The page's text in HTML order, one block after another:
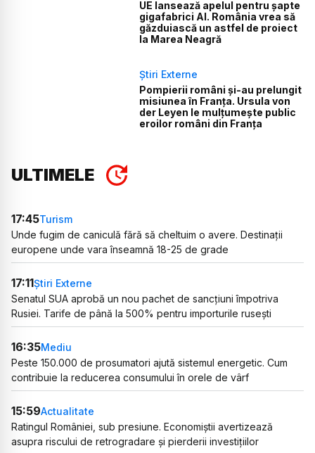
UE lansează apelul pentru șapte
gigafabrici AI. România vrea să
găzduiască un astfel de proiect
la Marea Neagră
Știri Externe
Pompierii români și-au prelungit
misiunea în Franța. Ursula von
der Leyen le mulțumește public
eroilor români din Franța
ULTIMELE
17:45Turism
Unde fugim de caniculă fără să cheltuim o avere. Destinații
europene unde vara înseamnă 18-25 de grade
17:11Știri Externe
Senatul SUA aprobă un nou pachet de sancțiuni împotriva
Rusiei. Tarife de până la 500% pentru importurile rusești
16:35Mediu
Peste 150.000 de prosumatori ajută sistemul energetic. Cum
contribuie la reducerea consumului în orele de vârf
15:59Actualitate
Ratingul României, sub presiune. Economiștii avertizează
asupra riscului de retrogradare și pierderii investițiilor